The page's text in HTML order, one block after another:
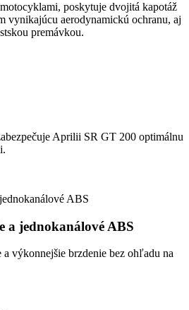
poskytuje dvojitá kapotáž
vynikajúcu aerodynamickú ochranu, aj
premávkou.
Aprilii SR GT 200 optimálnu
a jednokanálové ABS
výkonnejšie brzdenie bez ohľadu na